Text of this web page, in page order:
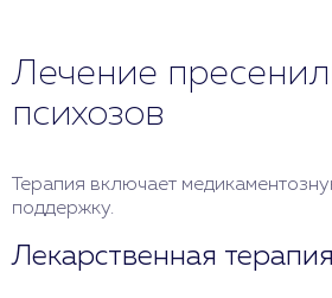
Лечение
психозов
Терапия включает
поддержку.
Лекарственная терапия